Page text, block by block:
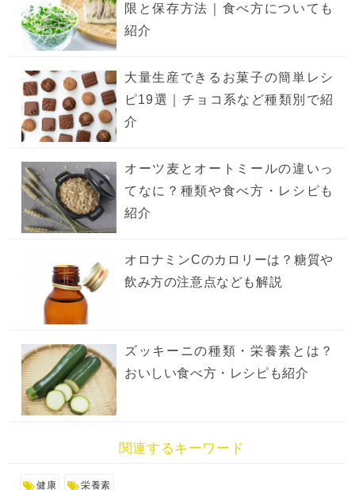
限と保存方法｜食べ方についても
紹介
大量生産できるお菓子の簡単レシ
ピ19選｜チョコ系など種類別で紹
介
オーツ麦とオートミールの違いっ
てなに？種類や食べ方・レシピも
紹介
オロナミンCのカロリーは？糖質や
飲み方の注意点なども解説
ズッキーニの種類・栄養素とは？
おいしい食べ方・レシピも紹介
関連するキーワード
健康 栄養素